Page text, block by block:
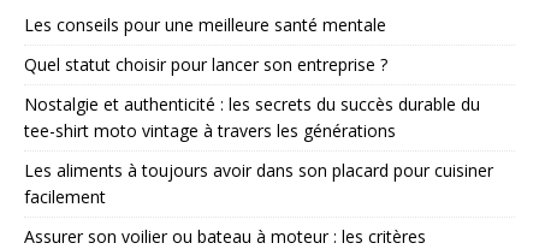
Les conseils pour une meilleure santé mentale
Quel statut choisir pour lancer son entreprise ?
Nostalgie et authenticité : les secrets du succès durable du
tee-shirt moto vintage à travers les générations
Les aliments à toujours avoir dans son placard pour cuisiner
facilement
Assurer son voilier ou bateau à moteur : les critères